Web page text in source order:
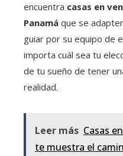
encuentra casas en
Panamá que se
guiar por su equipo de
importa cuál sea tu
de tu sueño de tener
realidad.
Leer más Casas
te muestra el